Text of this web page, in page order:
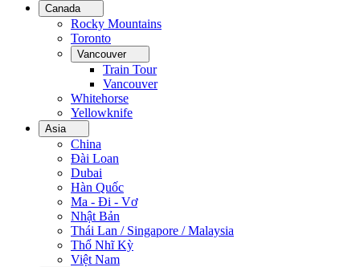
Canada
Rocky Mountains
Toronto
Vancouver
Train Tour
Vancouver
Whitehorse
Yellowknife
Asia
China
Đài Loan
Dubai
Hàn Quốc
Ma - Đi - Vơ
Nhật Bản
Thái Lan / Singapore / Malaysia
Thổ Nhĩ Kỳ
Việt Nam